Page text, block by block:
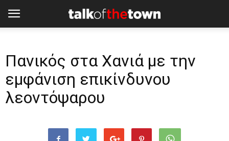
Πανικός στα Χανιά με την
εμφάνιση επικίνδυνου
λεοντόψαρου